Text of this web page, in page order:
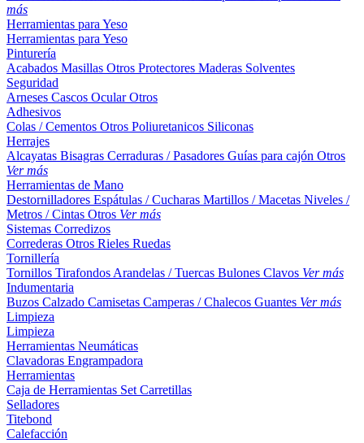
más
Herramientas para Yeso
Herramientas para Yeso
Pinturería
Acabados Masillas Otros Protectores Maderas Solventes
Seguridad
Arneses Cascos OcularOtros
Adhesivos
Colas / Cementos Otros Poliuretanicos Siliconas
Herrajes
Alcayatas Bisagras Cerraduras / Pasadores Guías para cajón Otros
Ver más
Herramientas de Mano
Destornilladores Espátulas / Cucharas Martillos / Macetas Niveles /
Metros / Cintas Otros Ver más
Sistemas Corredizos
Correderas Otros Rieles Ruedas
Tornillería
Tornillos Tirafondos Arandelas / Tuercas Bulones Clavos Ver más
Indumentaria
Buzos Calzado Camisetas Camperas / Chalecos Guantes Ver más
Limpieza
Limpieza
Herramientas Neumáticas
Clavadoras Engrampadora
Herramientas
Caja de Herramientas Set Carretillas
Selladores
Titebond
Calefacción